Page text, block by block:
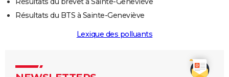
Résultats du BTS à Sainte-Geneviève
Lexique des polluants